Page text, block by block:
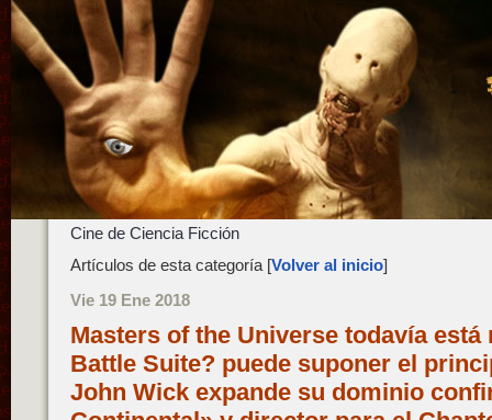
Cine de Ciencia Ficción
Artículos de esta categoría [Volver al inicio]
Vie 19 Ene 2018
Masters of the Universe todavía está
Battle Suite? puede suponer el
John Wick expande su dominio